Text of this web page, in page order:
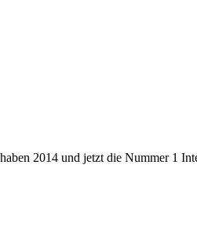
2014 und jetzt die Nummer 1